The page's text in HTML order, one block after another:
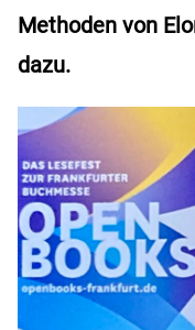
Methoden von
dazu.